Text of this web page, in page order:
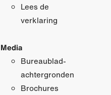
Lees de
verklaring
Media
Bureaublad­
achtergronden
Brochures